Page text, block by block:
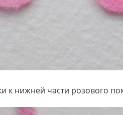
к нижней части розового